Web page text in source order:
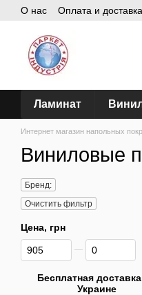
Перейти к основному
О нас Оплата и доставка
Ламинат
Интернет магазин напольных
Виниловые
Бренд:
Очистить фильтр
Цена, грн
От Цена, грн
До Цена, грн
Бесплатная
Украине